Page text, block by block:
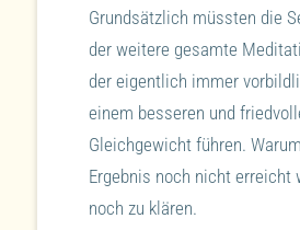
Grundsätzlich müssten die
der weitere gesamte
der eigentlich immer
einem besseren und
Gleichgewicht führen.
Ergebnis noch nicht erreicht
noch zu klären.